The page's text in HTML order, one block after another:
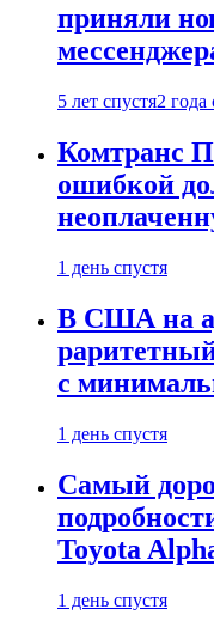
приняли
5 лет спустя2 года
Комтранс
ошибкой
1 день спустя
В США на
с
1 день спустя
Самый
Toyota
1 день спустя